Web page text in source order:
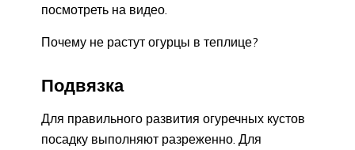
посмотреть на видео.
Почему не растут огурцы в теплице?
Подвязка
Для правильного развития огуречных кустов
посадку выполняют разреженно. Для